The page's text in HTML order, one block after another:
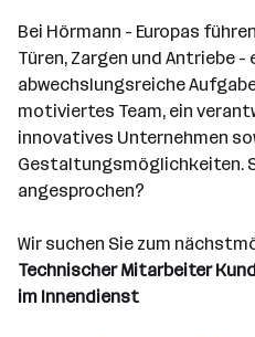
*
n
n
e
n
a
z
a
h
Bei Hörmann - Europas
Türen, Zargen und Antriebe -
abwechslungsreiche
motiviertes Team, ein
innovatives Unternehmen
Gestaltungsmöglichkeiten.
angesprochen?
Wir suchen Sie zum
Technischer Mitarbeiter
im Innendienst